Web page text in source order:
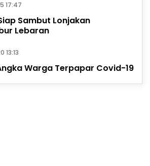
17:47
Sambut Lonjakan
Lebaran
13:13
Warga Terpapar Covid-19